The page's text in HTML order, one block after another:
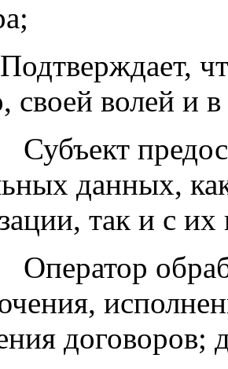
своей волей и
данных,
так и с
договоров;